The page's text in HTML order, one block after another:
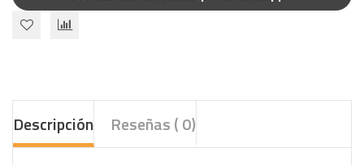
Descripción Reseñas ( 0)